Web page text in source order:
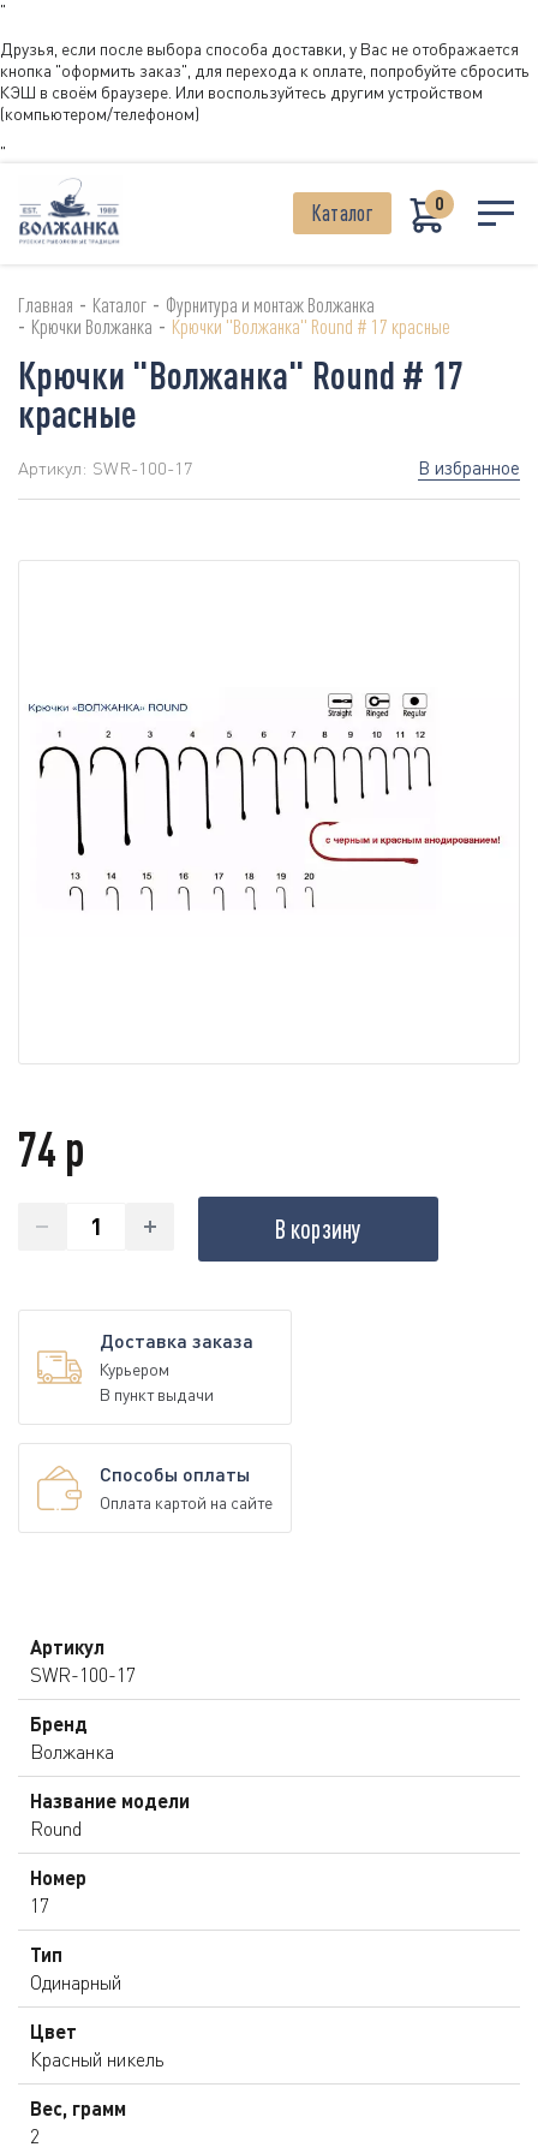
"
Друзья, если после выбора способа доставки, у Вас не отображается
кнопка "оформить заказ", для перехода к оплате, попробуйте сбросить
КЭШ в своём браузере. Или воспользуйтесь другим устройством
(компьютером/телефоном)
"
Каталог 0
Главная - Каталог - Фурнитура и монтаж Волжанка
- Крючки Волжанка - Крючки "Волжанка" Round # 17 красные
Крючки "Волжанка" Round # 17
красные
Артикул: SWR-100-17 В избранное
74 р
В корзину
Доставка заказа
Курьером
В пункт выдачи
Способы оплаты
Оплата картой на сайте
Артикул
SWR-100-17
Бренд
Волжанка
Название модели
Round
Номер
17
Тип
Одинарный
Цвет
Красный никель
Вес, грамм
2